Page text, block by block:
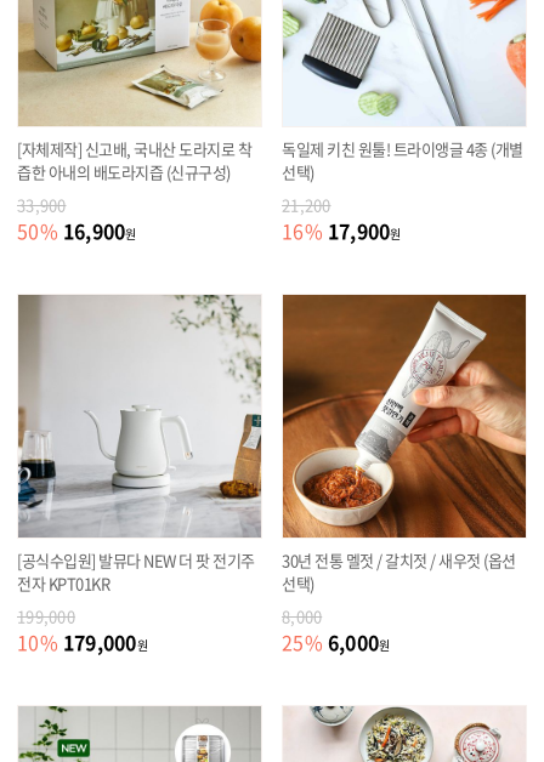
[자체제작] 신고배, 국내산 도라지로 착
즙한 아내의 배도라지즙 (신규구성)
33,900
50% 16,900원
독일제 키친 원툴! 트라이앵글 4종 (개별
선택)
21,200
16% 17,900원
[공식수입원] 발뮤다 NEW 더 팟 전기주
전자 KPT01KR
199,000
10% 179,000원
30년 전통 멜젓 / 갈치젓 / 새우젓 (옵션
선택)
8,000
25% 6,000원